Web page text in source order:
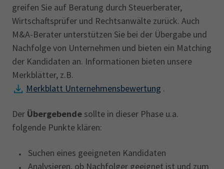
greifen Sie auf Beratung durch Steuerberater,
Wirtschaftsprüfer und Rechtsanwälte zurück. Auch
M&A-Berater unterstützen Sie bei der Übergabe und
Nachfolge von Unternehmen und bieten ein Matching
der Kandidaten an. Informationen bieten unsere
Merkblätter, z.B.
Merkblatt Unternehmensbewertung .
Der Übergebende sollte in dieser Phase u.a.
folgende Punkte klären:
Suchen eines geeigneten Kandidaten
Analysieren, ob Nachfolger geeignet ist und zum